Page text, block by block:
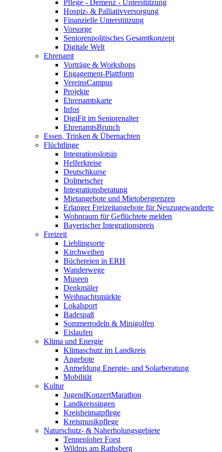
Pflege - Demenz - Unterstützung
Hospiz- & Palliativversorgung
Finanzielle Unterstützung
Vorsorge
Seniorenpolitisches Gesamtkonzept
Digitale Welt
Ehrenamt
Vorträge & Workshops
Engagement-Plattform
VereinsCampus
Projekte
Ehrenamtskarte
Infos
DigiFit im Seniorenalter
EhrenamtsBrunch
Essen, Trinken & Übernachten
Flüchtlinge
Integrationslotsin
Helferkreise
Deutschkurse
Dolmetscher
Integrationsberatung
Mietangebote und Mietobergrenzen
Erlanger Freizeitangebote für Neuzugewanderte
Wohnraum für Geflüchtete melden
Bayerischer Integrationspreis
Freizeit
Lieblingsorte
Kirchweihen
Büchereien in ERH
Wanderwege
Museen
Denkmäler
Weihnachtsmärkte
Lokalsport
Badespaß
Sommerrodeln & Minigolfen
Eislaufen
Klima und Energie
Klimaschutz im Landkreis
Angebote
Anmeldung Energie- und Solarberatung
Mobilität
Kultur
JugendKonzertMarathon
Landkreissingen
Kreisheimatpflege
Kreismusikpflege
Naturschutz- & Naherholungsgebiete
Tennenloher Forst
Wildnis am Rathsberg